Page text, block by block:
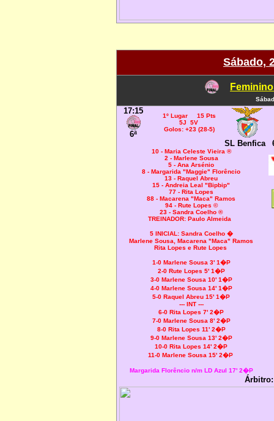
Sábado,
17:15
6ª
1º Lugar 15 Pts
5J 5V
Golos: +23 (28-5)
SL Benfica
10 - Maria Celeste Vieira ®
2 - Marlene Sousa
5 - Ana Arsénio
8 - Margarida "Maggie" Florêncio
13 - Raquel Abreu
15 - Andreia Leal "Bipbip"
77 - Rita Lopes
88 - Macarena "Maca" Ramos
94 - Rute Lopes ©
23 - Sandra Coelho ®
TREINADOR: Paulo Almeida
5 INICIAL: Sandra Coelho �
Marlene Sousa, Macarena "Maca" Ramos
Rita Lopes e Rute Lopes
1-0 Marlene Sousa 3' 1�P
2-0 Rute Lopes 5' 1�P
3-0 Marlene Sousa 10' 1�P
4-0 Marlene Sousa 14' 1�P
5-0 Raquel Abreu 15' 1�P
--- INT ---
6-0 Rita Lopes 7' 2�P
7-0 Marlene Sousa 8' 2�P
8-0 Rita Lopes 11' 2�P
9-0 Marlene Sousa 13' 2�P
10-0 Rita Lopes 14' 2�P
11-0 Marlene Sousa 15' 2�P
Margarida Florêncio n/m LD Azul 17' 2�P